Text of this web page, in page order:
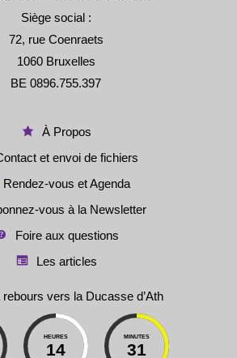
Siège social :
72, rue Coenraets
1060 Bruxelles
BE 0896.755.397
À Propos
et envoi de fichiers
Rendez-vous et Agenda
vous à la Newsletter
Foire aux questions
Les articles
vers la Ducasse d’Ath
HEURES
14
MINUTES
31